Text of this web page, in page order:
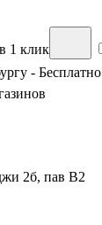
1 клик
- Бесплатно
2б, пав В2